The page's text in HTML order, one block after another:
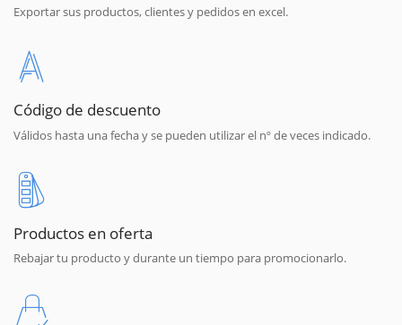
Exportar sus productos, clientes y pedidos en excel.
Código de descuento
Válidos hasta una fecha y se pueden utilizar el nº de veces indicado.
Productos en oferta
Rebajar tu producto y durante un tiempo para promocionarlo.